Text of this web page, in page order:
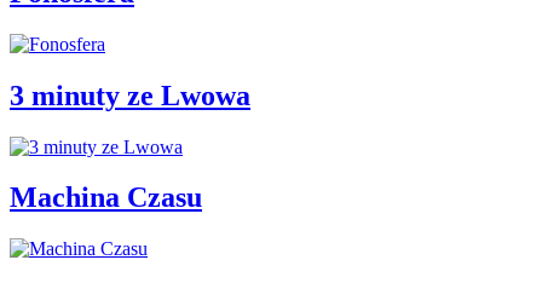
3 minuty ze Lwowa
Machina Czasu